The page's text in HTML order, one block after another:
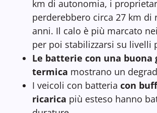
km di autonomia, i
perderebbero circa 27 km di
anni. Il calo è più marcato
per poi stabilizzarsi su livelli
Le batterie con una buona
termica mostrano un
I veicoli con batteria con
ricarica più esteso hanno